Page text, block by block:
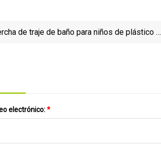
de traje de baño para niños de plástico de
electrónico:*